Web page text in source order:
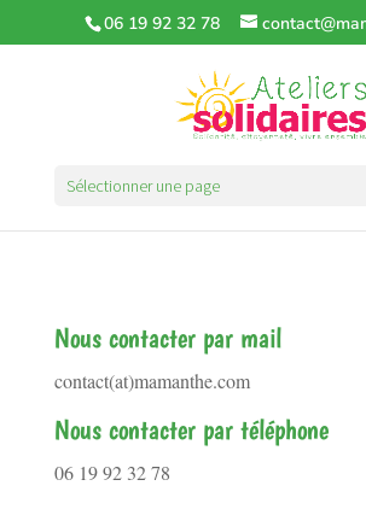
06 19 92 32 78
Sélectionner une page
Nous contacter par mail
contact(at)mamanthe.com
Nous contacter par téléphone
06 19 92 32 78